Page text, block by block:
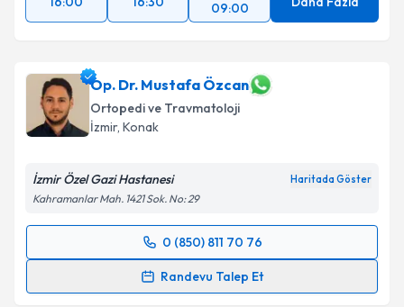
09:00
Op. Dr. Mustafa Özcan
Ortopedi ve Travmatoloji
İzmir, Konak
İzmir Özel Gazi Hastanesi Haritada Göster
Kahramanlar Mah. 1421 Sok. No: 29
0 (850) 811 70 76
Randevu Talep Et
Randevu Takvimi Talebi